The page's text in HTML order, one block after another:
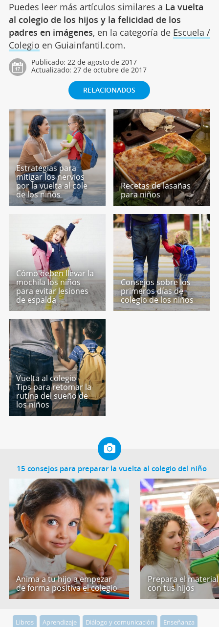
Puedes leer más artículos similares a La vuelta
al colegio de los hijos y la felicidad de los
padres en imágenes, en la categoría de Escuela /
Colegio en Guiainfantil.com.
Publicado: 22 de agosto de 2017
Actualizado: 27 de octubre de 2017
RELACIONADOS
Estrategias para
mitigar los nervios
por la vuelta al cole
de los niños
Recetas de lasañas
para niños
Cómo deben llevar la
mochila los niños
para evitar lesiones
de espalda
Consejos sobre los
primeros días de
colegio de los niños
Vuelta al colegio -
Tips para retomar la
rutina del sueño de
los niños
15 consejos para preparar la vuelta al colegio del niño
Anima a tu hijo a empezar
de forma positiva el colegio
Prepara el
con tus hijos
Libros Aprendizaje Diálogo y comunicación Enseñanza